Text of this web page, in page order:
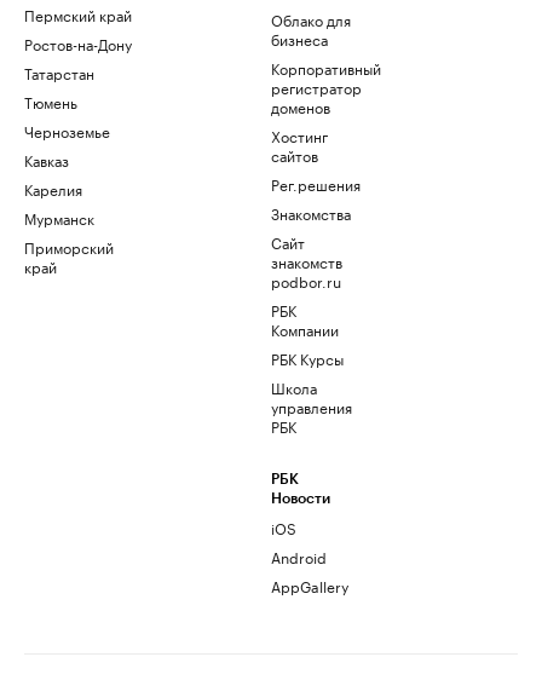
Пермский край
Ростов-на-Дону
Татарстан
Тюмень
Черноземье
Кавказ
Карелия
Мурманск
Приморский
край
Облако для
бизнеса
Корпоративный
регистратор
доменов
Хостинг
сайтов
Рег.решения
Знакомства
Сайт
знакомств
podbor.ru
РБК
Компании
РБК Курсы
Школа
управления
РБК
РБК
Новости
iOS
Android
AppGallery